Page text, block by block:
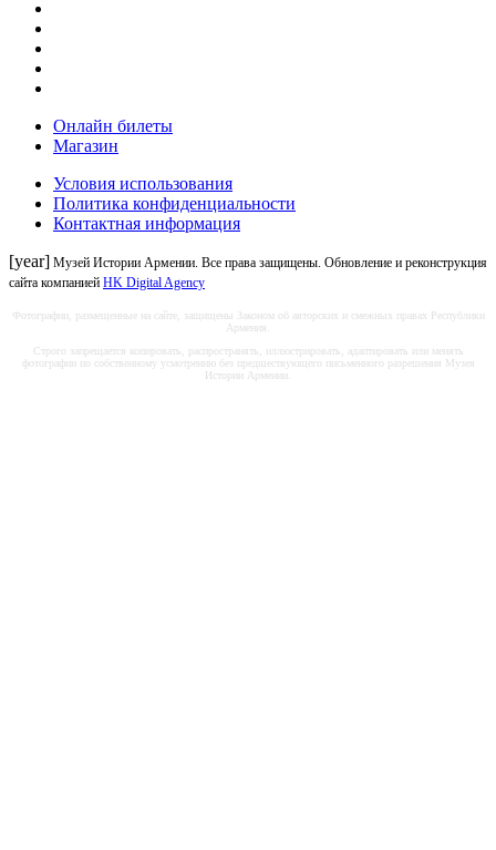
Онлайн билеты
Магазин
Условия использования
Политика конфиденциальности
Контактная информация
[year] Музей Истории Армении. Все права защищены. Обновление и реконструкция
сайта компанией HK Digital Agency
Фотографии, размещенные на сайте, защищены Законом об авторских и смежных правах Республики
Армения.
Строго запрещается копировать, распространять, иллюстрировать, адаптировать или менять
фотографии по собственному усмотрению без предшествующего письменного разрешения Музея
Истории Армении.